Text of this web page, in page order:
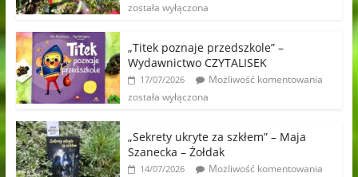
została wyłączona
„Titek poznaje przedszkole” –
Wydawnictwo CZYTALISEK
17/07/2026
Możliwość komentowania
została wyłączona
„Sekrety ukryte za szkłem” – Maja
Szanecka – Żołdak
14/07/2026
Możliwość komentowania